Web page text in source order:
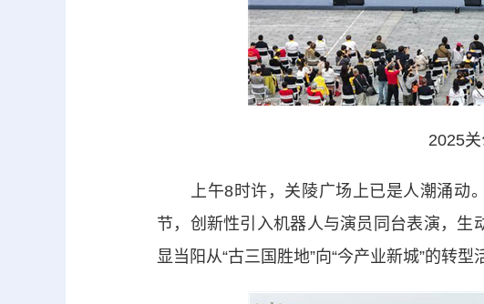
2025
上午8时许，关陵广场上已是人潮涌动。
节，创新性引入机器人与演员同台表演，生
显当阳从“古三国胜地”向“今产业新城”的转型